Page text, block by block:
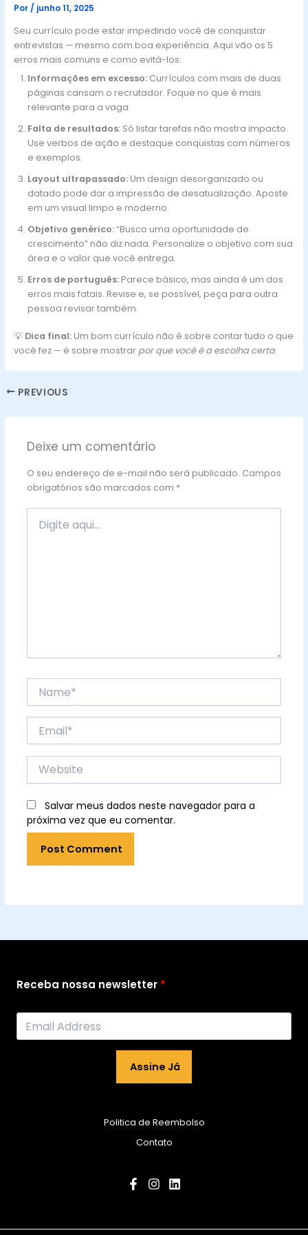
Por / junho 11, 2025
Seu currículo pode estar impedindo você de conquistar
entrevistas — mesmo com boa experiência. Aqui vão os 5
erros mais comuns e como evitá-los:
Informações em excesso:Currículos com mais de duas
páginas cansam o recrutador. Foque no que é mais
relevante para a vaga.
Falta de resultados:Só listar tarefas não mostra impacto.
Use verbos de ação e destaque conquistas com números
e exemplos.
Layout ultrapassado:Um design desorganizado ou
datado pode dar a impressão de desatualização. Aposte
em um visual limpo e moderno.
Objetivo genérico:“Busco uma oportunidade de
crescimento” não diz nada. Personalize o objetivo com sua
área e o valor que você entrega.
Erros de português:Parece básico, mas ainda é um dos
erros mais fatais. Revise e, se possível, peça para outra
pessoa revisar também.
💡 Dica final:Um bom currículo não é sobre contar tudo o que
você fez — é sobre mostrar por que você é a escolha certa.
PREVIOUS
Deixe um comentário
O seu endereço de e-mail não será publicado. Campos
obrigatórios são marcados com *
aqui...
Website
Salvar meus dados neste navegador para a
próxima vez que eu comentar.
Receba nossa newsletter
Assine Já
Politica de Reembolso
Contato